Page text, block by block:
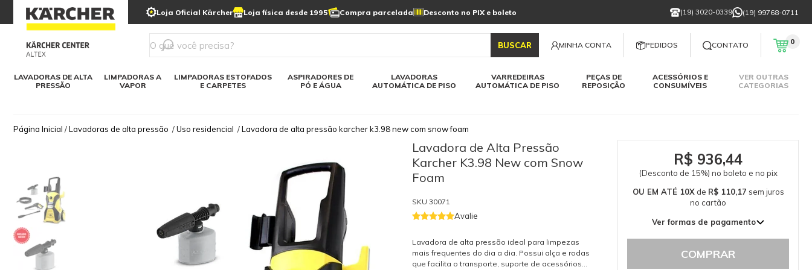
Loja Oficial Kärcher Loja física desde 1995 Compra parcelada Desconto no PIX e boleto (19) 3020-0339 (19) 99768-0711
BUSCAR MINHA CONTA PEDIDOS CONTATO 0
LAVADORAS DE ALTA
PRESSÃO
Detergentes
Linha a bateria
LIMPADORAS A
VAPOR
LIMPADORAS ESTOFADOS
E CARPETES
ASPIRADORES DE
PÓ E ÁGUA
Linha a bateria
LAVADORAS
AUTOMÁTICA DE PISO
VARREDEIRAS
AUTOMÁTICA DE PISO
PEÇAS DE
REPOSIÇÃO
Lavadoras automática
Varredeiras automática
ACESSÓRIOS E
CONSUMÍVEIS
Varredeiras automática
VER OUTRAS
CATEGORIAS
Kärcher para o lar Soluções digitais
Limpeza de painel
solar
Página Inicial /Lavadoras de alta pressão /Uso residencial /Lavadora de alta pressão karcher k3.98 new com snow foam
Lavadora de Alta Pressão
Karcher K3.98 New com Snow
Foam
SKU 30071
Avalie
Lavadora de alta pressão ideal para limpezas
mais frequentes do dia a dia. Possui alça e rodas
que facilita o transporte, suporte de acessórios
R$ 936,44
(Desconto de 15%) no boleto e no pix
OU EM ATÉ 10Xde R$ 110,17 sem juros
no cartão
Ver formas de pagamento
2x de R$ 550,85 sem juros
COMPRAR